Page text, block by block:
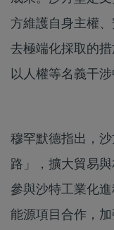
方維護自身主權
去極端化採取的
以人權等名義干涉
穆罕默德指出，
路」，擴大貿易
參與沙特工業化
能源項目合作，